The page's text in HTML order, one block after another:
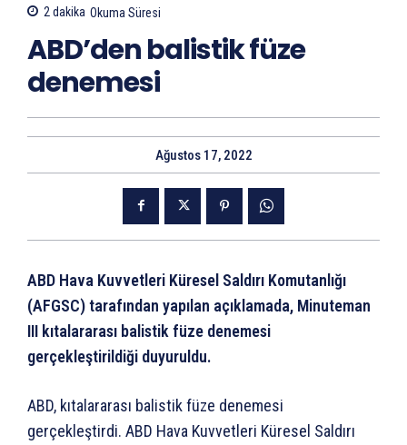
2dakika Okuma Süresi
ABD’den balistik füze
denemesi
Ağustos 17, 2022
ABD Hava Kuvvetleri Küresel Saldırı Komutanlığı
(AFGSC) tarafından yapılan açıklamada, Minuteman
III kıtalararası balistik füze denemesi
gerçekleştirildiği duyuruldu.
ABD, kıtalararası balistik füze denemesi
gerçekleştirdi. ABD Hava Kuvvetleri Küresel Saldırı